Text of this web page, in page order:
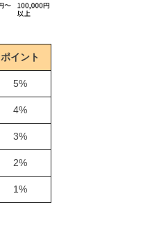
ポイント
5%
4%
3%
2%
1%